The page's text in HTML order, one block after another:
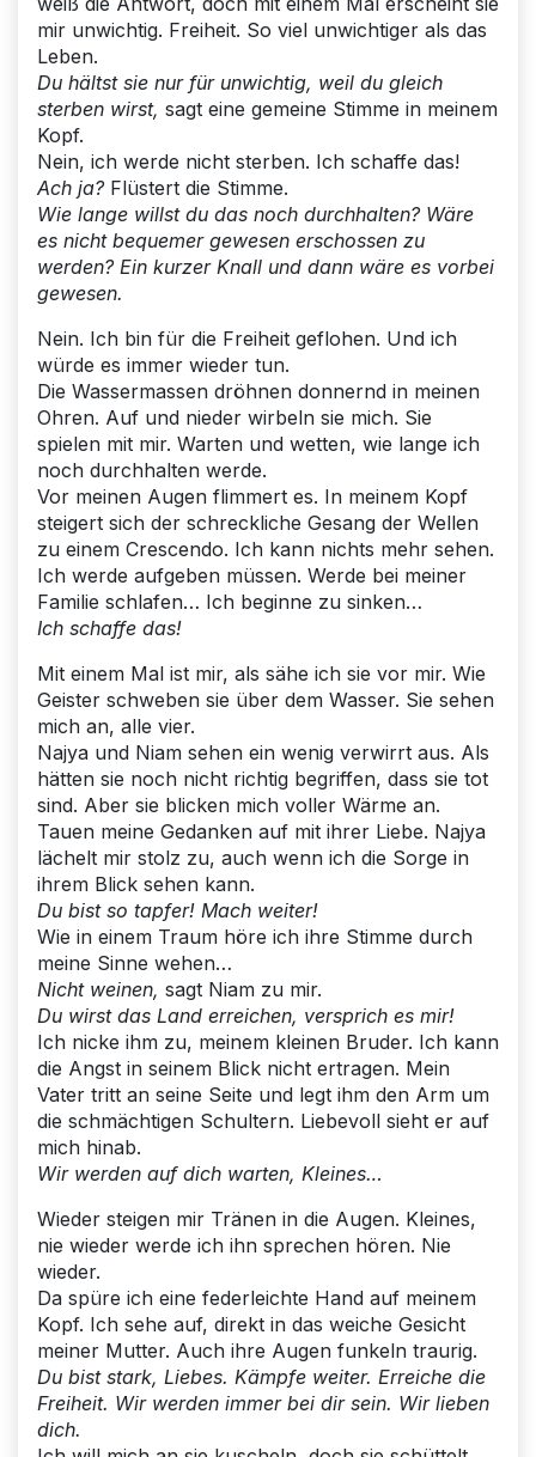
mir unwichtig. Freiheit. So viel unwichtiger als das
Leben.
Du hältst sie nur für unwichtig, weil du gleich
sterben wirst, sagt eine gemeine Stimme in meinem
Kopf.
Nein, ich werde nicht sterben. Ich schaffe das!
Ach ja? Flüstert die Stimme.
Wie lange willst du das noch durchhalten? Wäre
es nicht bequemer gewesen erschossen zu
werden? Ein kurzer Knall und dann wäre es vorbei
gewesen.
Nein. Ich bin für die Freiheit geflohen. Und ich
würde es immer wieder tun.
Die Wassermassen dröhnen donnernd in meinen
Ohren. Auf und nieder wirbeln sie mich. Sie
spielen mit mir. Warten und wetten, wie lange ich
noch durchhalten werde.
Vor meinen Augen flimmert es. In meinem Kopf
steigert sich der schreckliche Gesang der Wellen
zu einem Crescendo. Ich kann nichts mehr sehen.
Ich werde aufgeben müssen. Werde bei meiner
Familie schlafen… Ich beginne zu sinken…
Ich schaffe das!
Mit einem Mal ist mir, als sähe ich sie vor mir. Wie
Geister schweben sie über dem Wasser. Sie sehen
mich an, alle vier.
Najya und Niam sehen ein wenig verwirrt aus. Als
hätten sie noch nicht richtig begriffen, dass sie tot
sind. Aber sie blicken mich voller Wärme an.
Tauen meine Gedanken auf mit ihrer Liebe. Najya
lächelt mir stolz zu, auch wenn ich die Sorge in
ihrem Blick sehen kann.
Du bist so tapfer! Mach weiter!
Wie in einem Traum höre ich ihre Stimme durch
meine Sinne wehen…
Nicht weinen, sagt Niam zu mir.
Du wirst das Land erreichen, versprich es mir!
Ich nicke ihm zu, meinem kleinen Bruder. Ich kann
die Angst in seinem Blick nicht ertragen. Mein
Vater tritt an seine Seite und legt ihm den Arm um
die schmächtigen Schultern. Liebevoll sieht er auf
mich hinab.
Wir werden auf dich warten, Kleines…
Wieder steigen mir Tränen in die Augen. Kleines,
nie wieder werde ich ihn sprechen hören. Nie
wieder.
Da spüre ich eine federleichte Hand auf meinem
Kopf. Ich sehe auf, direkt in das weiche Gesicht
meiner Mutter. Auch ihre Augen funkeln traurig.
Du bist stark, Liebes. Kämpfe weiter. Erreiche die
Freiheit. Wir werden immer bei dir sein. Wir lieben
dich.